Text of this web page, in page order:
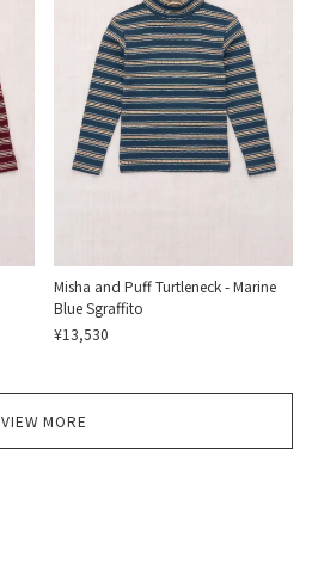
Misha and Puff Turtleneck - Marine
Blue Sgraffito
¥13,530
VIEW MORE